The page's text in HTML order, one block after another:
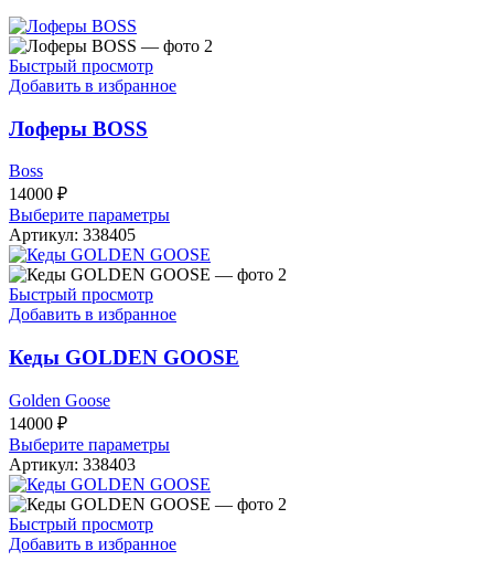
Быстрый просмотр
Добавить в избранное
Лоферы BOSS
Boss
14000 ₽
Выберите параметрыЭтот
имеет
несколько
Опции
выбрать
на
Артикул: 338405
Быстрый просмотр
Добавить в избранное
Кеды GOLDEN GOOSE
Golden Goose
14000 ₽
Выберите параметрыЭтот
имеет
несколько
Опции
Артикул: 338403
Быстрый просмотр
Добавить в избранное